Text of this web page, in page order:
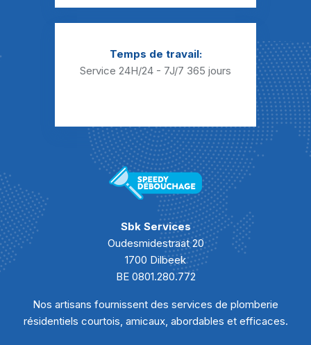
Temps de travail:
Service 24H/24 - 7J/7 365 jours
Sbk Services
Oudesmidestraat 20
1700 Dilbeek
BE 0801.280.772
Nos artisans fournissent des services de plomberie
résidentiels courtois, amicaux, abordables et efficaces.